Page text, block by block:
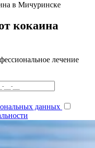
в Мичуринске
кокаина
лечение
данных